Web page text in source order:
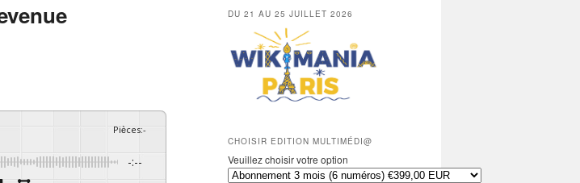
Pièces:-
-:--
DU 21 AU 25 JUILLET 2026
CHOISIR EDITION MULTIMÉDI@
Veuillez choisir votre option